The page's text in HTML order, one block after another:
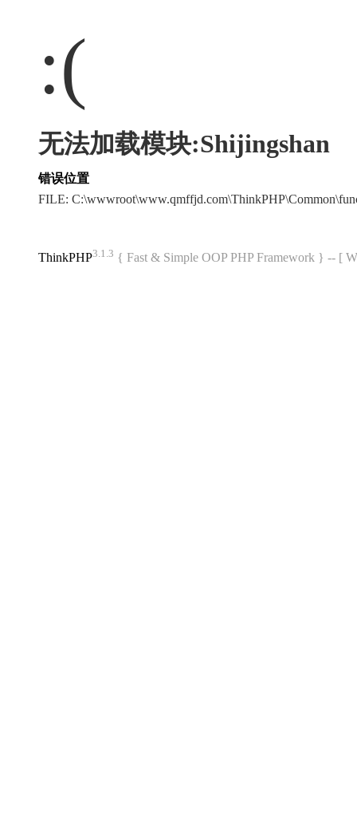
:(
无法加载模块:Shijingshan
错误位置
FILE:
ThinkPHP3.1.3 { Fast & Simple OOP PHP Framework } -- [